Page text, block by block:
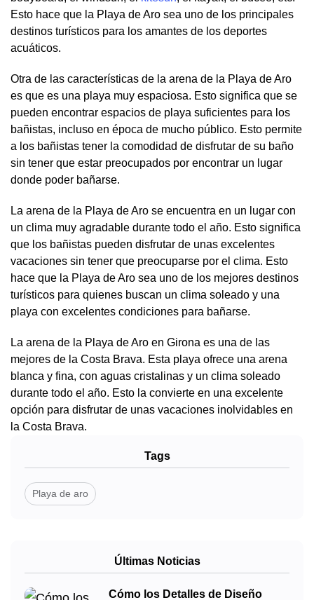
Esto hace que la Playa de Aro sea uno de los principales
destinos turísticos para los amantes de los deportes
acuáticos.
Otra de las características de la arena de la Playa de Aro
es que es una playa muy espaciosa. Esto significa que se
pueden encontrar espacios de playa suficientes para los
bañistas, incluso en época de mucho público. Esto permite
a los bañistas tener la comodidad de disfrutar de su baño
sin tener que estar preocupados por encontrar un lugar
donde poder bañarse.
La arena de la Playa de Aro se encuentra en un lugar con
un clima muy agradable durante todo el año. Esto significa
que los bañistas pueden disfrutar de unas excelentes
vacaciones sin tener que preocuparse por el clima. Esto
hace que la Playa de Aro sea uno de los mejores destinos
turísticos para quienes buscan un clima soleado y una
playa con excelentes condiciones para bañarse.
La arena de la Playa de Aro en Girona es una de las
mejores de la Costa Brava. Esta playa ofrece una arena
blanca y fina, con aguas cristalinas y un clima soleado
durante todo el año. Esto la convierte en una excelente
opción para disfrutar de unas vacaciones inolvidables en
la Costa Brava.
Tags
Playa de aro
Últimas Noticias
Cómo los Detalles de Diseño